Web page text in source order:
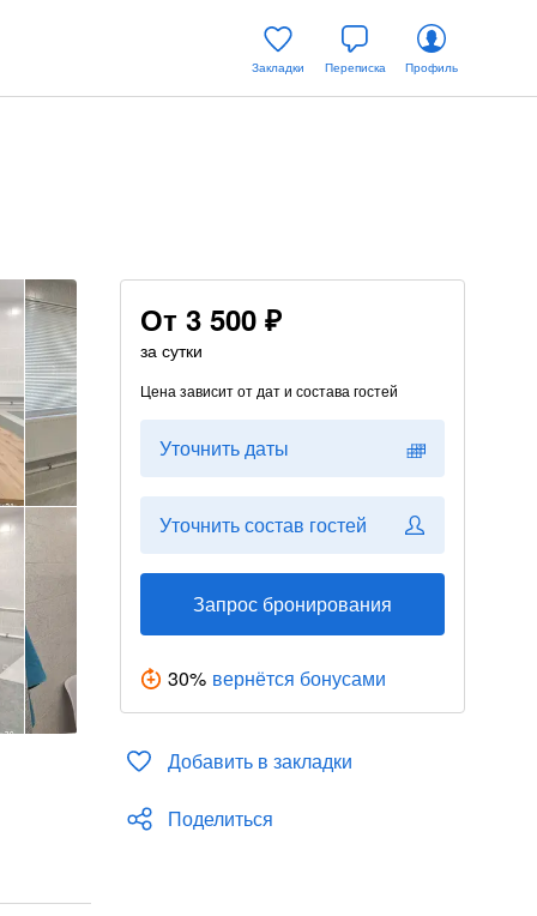
Закладки Переписка Профиль
От 3 500 ₽
за сутки
Цена зависит от дат и состава гостей
Уточнить даты
Уточнить состав гостей
Запрос бронирования
30% вернётся бонусами
Добавить в закладки
Поделиться